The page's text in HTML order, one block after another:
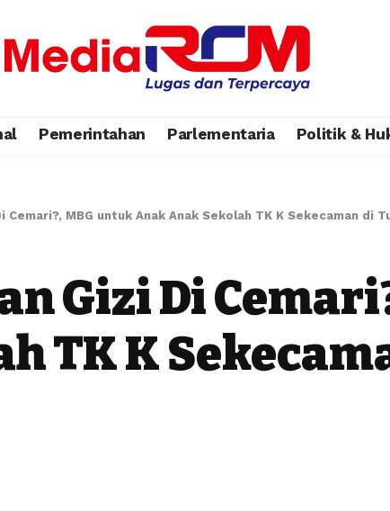
Pemerintahan Parlementaria Politik &
Cemari?, MBG untuk Anak Anak Sekolah TK K Sekecaman di
Gizi Di
TK K